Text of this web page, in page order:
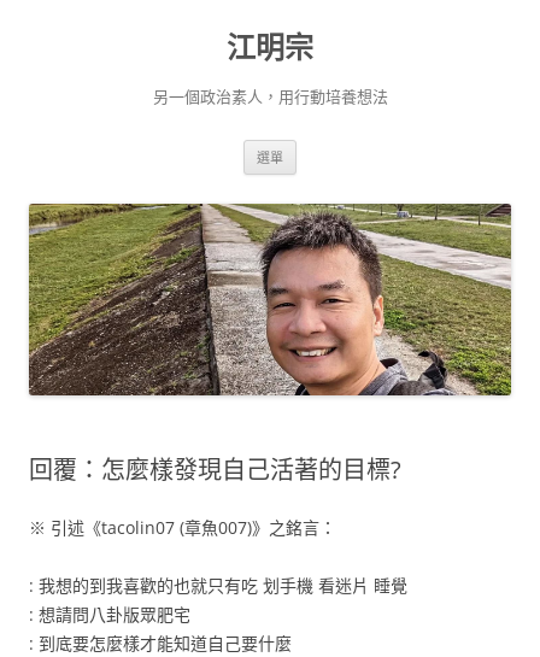
江明宗
另一個政治素人，用行動培養想法
選單
回覆：怎麼樣發現自己活著的目標?
※ 引述《tacolin07 (章魚007)》之銘言：
: 我想的到我喜歡的也就只有吃 划手機 看迷片 睡覺
: 想請問八卦版眾肥宅
: 到底要怎麼樣才能知道自己要什麼